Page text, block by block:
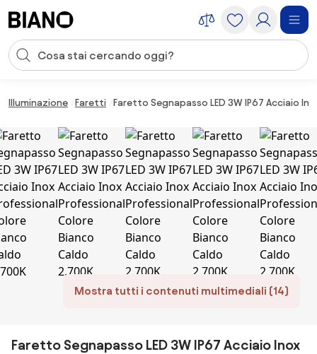
Input della ricerca
Illuminazione Faretti Faretto Segnapasso LED 3W IP67 Acciaio
Mostra tutti i contenuti multimediali (14)
Faretto Segnapasso LED 3W IP67 Acciaio Inox